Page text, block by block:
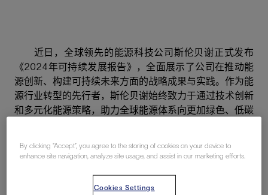
近日，全球领先的能源科技公司斯伦贝谢正式发布
《2024年可持续发展报告》，全面展示了公司在推动能
源创新、构建可持续未来方面的战略成果与实践。作为能
源行业转型的先行者，斯伦贝谢始终致力于通过技术创新
和多元化能源策略，助力全球能源体系向更加绿色、低碳
2024 年，斯伦贝谢在可持续发展领域所取得了显著
By clicking “Accept”, you agree to the storing of cookies on your device to
enhance site navigation, analyze site usage, and assist in our marketing efforts.
Cookies Settings